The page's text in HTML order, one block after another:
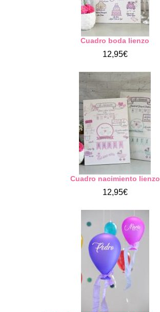
Cuadro boda lienzo
12,95€
Cuadro nacimiento lienzo
12,95€